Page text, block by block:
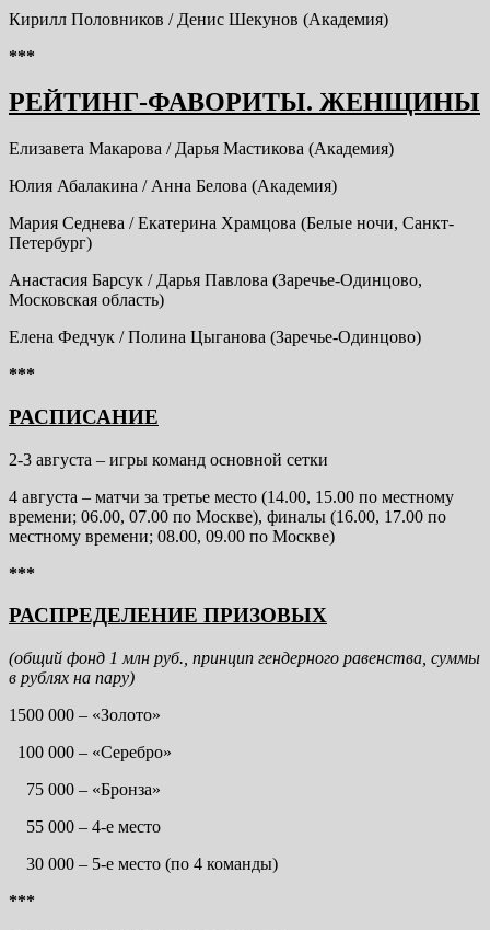
Кирилл Половников / Денис Шекунов (Академия)
***
РЕЙТИНГ-ФАВОРИТЫ. ЖЕНЩИНЫ
Елизавета Макарова / Дарья Мастикова (Академия)
Юлия Абалакина / Анна Белова (Академия)
Мария Седнева / Екатерина Храмцова (Белые ночи, Санкт-
Петербург)
Анастасия Барсук / Дарья Павлова (Заречье-Одинцово,
Московская область)
Елена Федчук / Полина Цыганова (Заречье-Одинцово)
***
РАСПИСАНИЕ
2-3 августа – игры команд основной сетки
4 августа – матчи за третье место (14.00, 15.00 по местному
времени; 06.00, 07.00 по Москве), финалы (16.00, 17.00 по
местному времени; 08.00, 09.00 по Москве)
***
РАСПРЕДЕЛЕНИЕ ПРИЗОВЫХ
(общий фонд 1 млн руб., принцип гендерного равенства, суммы
в рублях на пару)
1500 000 – «Золото»
100 000 – «Серебро»
75 000 – «Бронза»
55 000 – 4-е место
30 000 – 5-е место (по 4 команды)
***